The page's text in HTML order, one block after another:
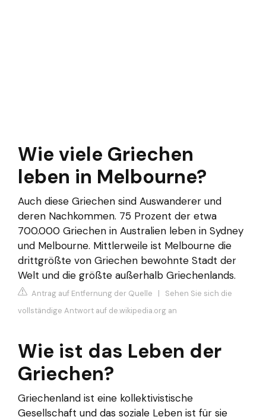
Wie viele Griechen
leben in Melbourne?
Auch diese Griechen sind Auswanderer und
deren Nachkommen. 75 Prozent der etwa
700.000 Griechen in Australien leben in Sydney
und Melbourne. Mittlerweile ist Melbourne die
drittgrößte von Griechen bewohnte Stadt der
Welt und die größte außerhalb Griechenlands.
Antrag auf Entfernung der Quelle | Sehen Sie sich die
vollständige Antwort auf de.wikipedia.org an
Wie ist das Leben der
Griechen?
Griechenland ist eine kollektivistische
Gesellschaft und das soziale Leben ist für sie